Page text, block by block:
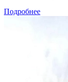
Подробнее